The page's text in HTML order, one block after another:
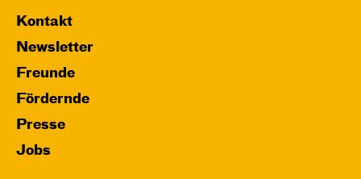
Kontakt
Newsletter
Freunde
Fördernde
Presse
Jobs